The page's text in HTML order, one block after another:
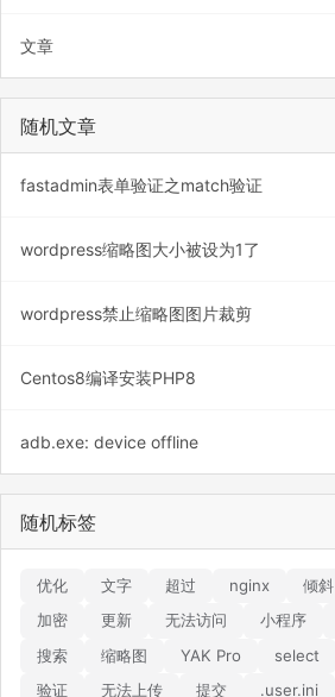
文章
随机文章
fastadmin表单验证之match验证
wordpress缩略图大小被设为1了
wordpress禁止缩略图图片裁剪
Centos8编译安装PHP8
adb.exe: device offline
随机标签
优化 文字 超过 nginx 倾斜
加密
更新 无法访问 小程序
搜索
缩略图 YAK Pro select
验证
无法上传 提交 .user.ini